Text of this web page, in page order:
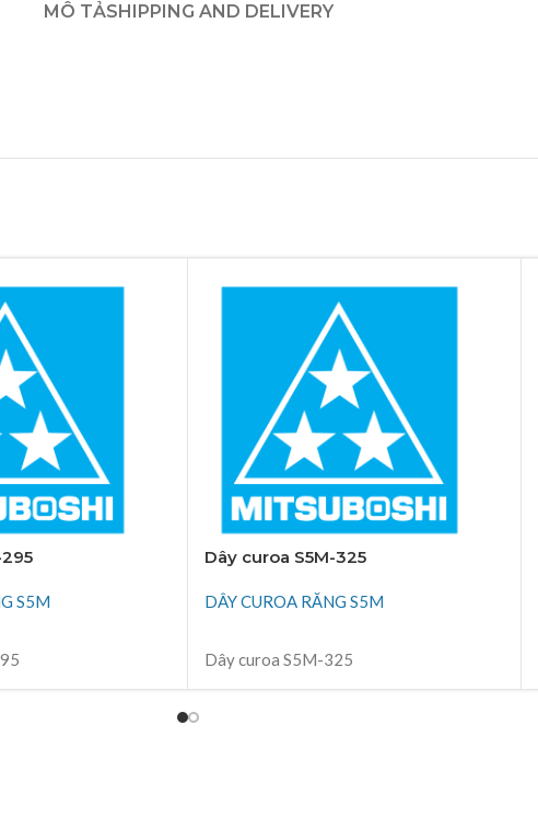
MÔ TẢSHIPPING AND DELIVERY
S5M
Dây curoa S5M-325
DÂY CUROA RĂNG S5M
Dây curoa S5M-325